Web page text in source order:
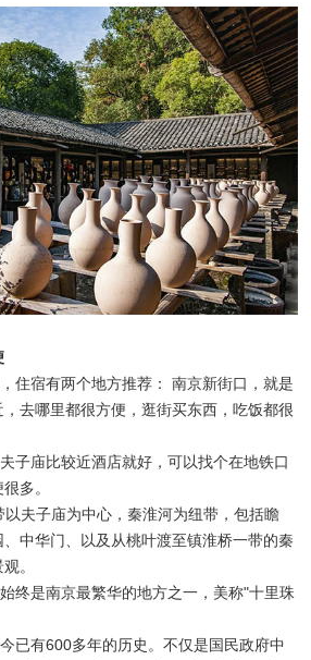
住宿有两个地方推荐： 南京新街口，就是
去哪里都很方便，逛街买东西，吃饭都很
子庙比较近酒店就好，可以找个在地铁口
多。
夫子庙为中心，秦淮河为纽带，包括瞻
中华门、以及从桃叶渡至镇淮桥一带的秦
。
终是南京最繁华的地方之一，美称"十里珠
已有600多年的历史。不仅是国民政府中